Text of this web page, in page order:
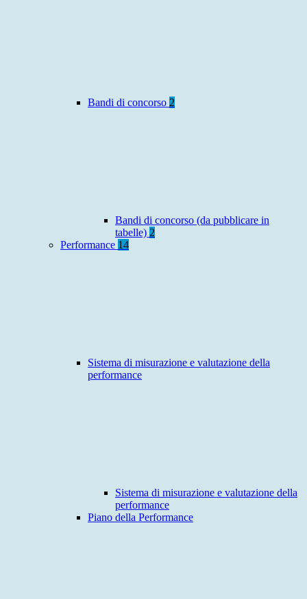
Bandi di concorso 2
Bandi di concorso (da pubblicare in
tabelle) 2
Performance 14
Sistema di misurazione e valutazione della
performance
Sistema di misurazione e valutazione della
performance
Piano della Performance